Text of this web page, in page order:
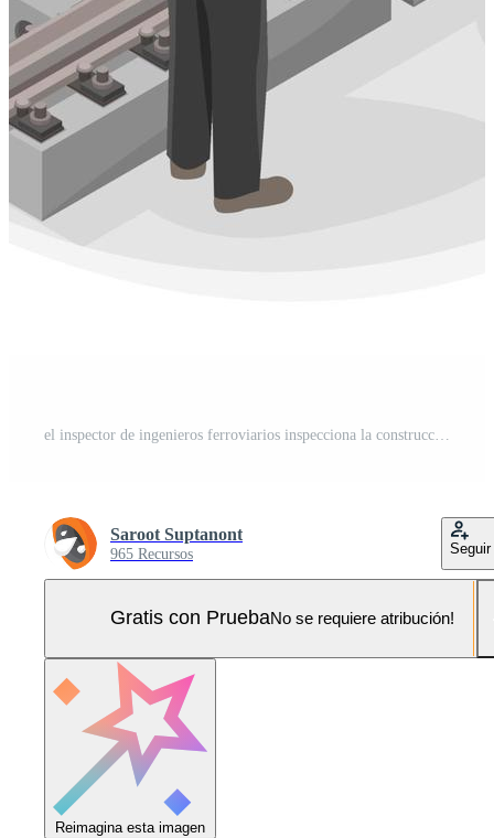
Saroot Suptanont
965 Recursos Seguir
Gratis con PruebaNo se requiere atribución!
Reimagina esta imagen